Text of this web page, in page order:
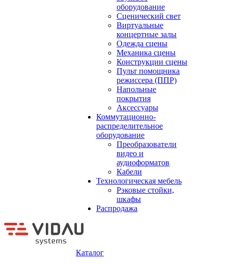
оборудование
Сценический свет
Виртуальные
концертные залы
Одежда сцены
Механика сцены
Конструкции сцены
Пульт помощника
режиссера (ППР)
Напольные
покрытия
Аксессуары
Коммутационно-
распределительное
оборудование
Преобразователи
видео и
аудиоформатов
Кабели
Технологическая мебель
Рэковые стойки,
шкафы
Распродажа
Каталог